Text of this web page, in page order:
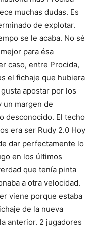
muchas dudas. Es
de explotar.
se le acaba. No sé
para ésa
caso, entre Procida,
el fichaje que hubiera
apostar por los
un margen de
desconocido. El techo
era ser Rudy 2.0 Hoy
dar perfectamente lo
en los últimos
que tenía pinta
a otra velocidad.
viene porque estaba
de la nueva
anterior. 2 jugadores